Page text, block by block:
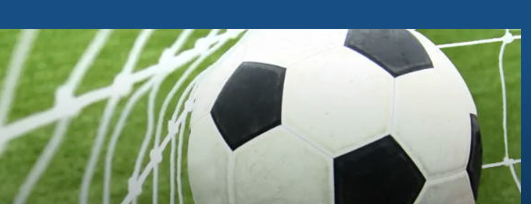
Bekijk alle foto's